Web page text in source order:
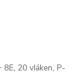
20 vláken, P-